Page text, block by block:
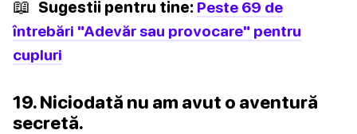
📖 Sugestii pentru tine: Peste 69 de
întrebări "Adevăr sau provocare" pentru
cupluri
19. Niciodată nu am avut o aventură
secretă.